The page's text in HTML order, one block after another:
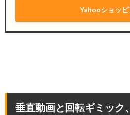
Yahooショッピ
垂直動画と回転ギミック